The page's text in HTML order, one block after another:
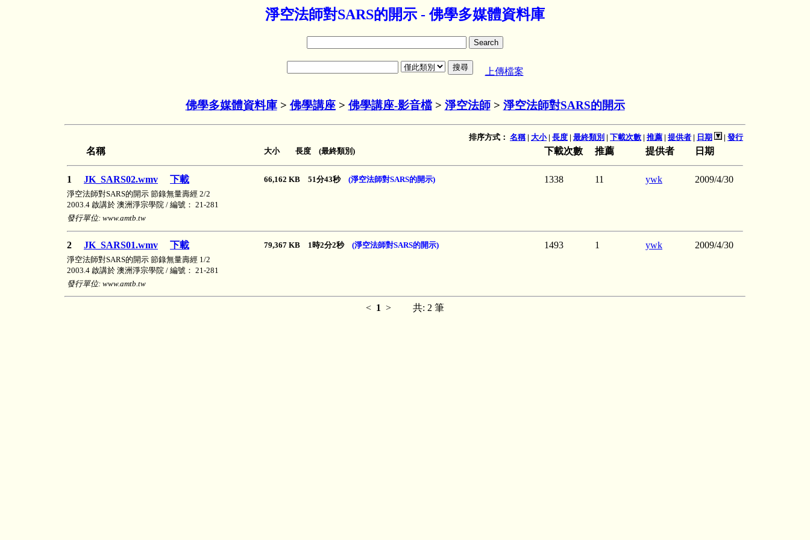
淨空法師對SARS的開示 - 佛學多媒體資料庫
上傳檔案
佛學多媒體資料庫> 佛學講座> 佛學講座-影音檔> 淨空法師> 淨空法師對SARS的開示
排序方式： 名稱| 大小| 長度 | 最終類別 | 下載次數 | 推薦 | 提供者 | 日期 | 發行
名稱 大小 長度 (最終類別) 下載次數 推薦 提供者 日期
1 JK_SARS02.wmv 下載 66,162 KB 51分43秒 (淨空法師對SARS的開示) 1338 11 ywk 2009/4/30
淨空法師對SARS的開示 節錄無量壽經 2/2
2003.4 啟講於 澳洲淨宗學院 / 編號： 21-281
發行單位: www.amtb.tw
2 JK_SARS01.wmv 下載 79,367 KB 1時2分2秒 (淨空法師對SARS的開示) 1493 1 ywk 2009/4/30
淨空法師對SARS的開示 節錄無量壽經 1/2
2003.4 啟講於 澳洲淨宗學院 / 編號： 21-281
發行單位: www.amtb.tw
< 1 > 共: 2 筆